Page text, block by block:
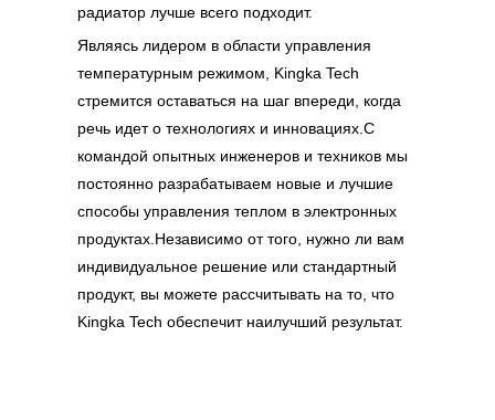
радиатор лучше всего подходит.
Являясь лидером в области управления
температурным режимом, Kingka Tech
стремится оставаться на шаг впереди, когда
речь идет о технологиях и инновациях.С
командой опытных инженеров и техников мы
постоянно разрабатываем новые и лучшие
способы управления теплом в электронных
продуктах.Независимо от того, нужно ли вам
индивидуальное решение или стандартный
продукт, вы можете рассчитывать на то, что
Kingka Tech обеспечит наилучший результат.